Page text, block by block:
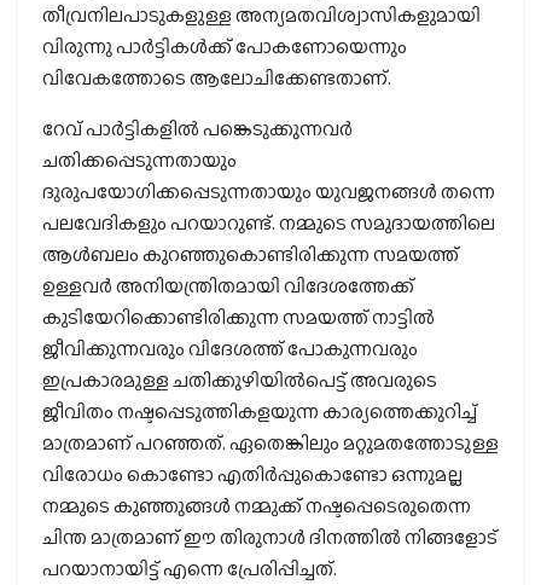
തീവ്രനിലപാടുകളുള്ള അന്യമതവിശ്വാസികളുമായി
വിരുന്നു പാര്‍ട്ടികള്‍ക്ക് പോകണോയെന്നും
വിവേകത്തോടെ ആലോചിക്കേണ്ടതാണ്.
റേവ് പാര്‍ട്ടികളില്‍ പങ്കെടുക്കുന്നവര്‍
ചതിക്കപ്പെടുന്നതായും
ദുരുപയോഗിക്കപ്പെടുന്നതായും യുവജനങ്ങള്‍ തന്നെ
പലവേദികളും പറയാറുണ്ട്. നമ്മുടെ സമുദായത്തിലെ
ആള്‍ബലം കുറഞ്ഞുകൊണ്ടിരിക്കുന്ന സമയത്ത്
ഉള്ളവര്‍ അനിയന്ത്രിതമായി വിദേശത്തേക്ക്
കുടിയേറിക്കൊണ്ടിരിക്കുന്ന സമയത്ത് നാട്ടില്‍
ജീവിക്കുന്നവരും വിദേശത്ത് പോകുന്നവരും
ഇപ്രകാരമുള്ള ചതിക്കുഴിയില്‍പെട്ട് അവരുടെ
ജീവിതം നഷ്ടപ്പെടുത്തികളയുന്ന കാര്യത്തെക്കുറിച്ച്
മാത്രമാണ് പറഞ്ഞത്. ഏതെങ്കിലും മറ്റുമതത്തോടുള്ള
വിരോധം കൊണ്ടോ എതിര്‍പ്പുകൊണ്ടോ ഒന്നുമല്ല
നമ്മുടെ കുഞ്ഞുങ്ങള്‍ നമ്മുക്ക് നഷ്ടപ്പെടെരുതെന്ന
ചിന്ത മാത്രമാണ് ഈ തിരുനാള്‍ ദിനത്തില്‍ നിങ്ങളോട്
പറയാനായിട്ട് എന്നെ പ്രേരിപ്പിച്ചത്.